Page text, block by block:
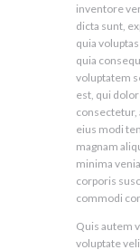
inventore
dicta sunt,
quia
quia
voluptatem
est, qui
consectetur,
eius modi
magnam
minima
corporis
commodi
Quis autem
voluptate